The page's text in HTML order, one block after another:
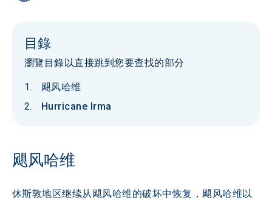
目錄
瀏覽目錄以直接跳到您要查找的部分
飓风哈维
Hurricane Irma
飓风哈维
休斯敦地区继续从飓风哈维的破坏中恢复，飓风哈维以